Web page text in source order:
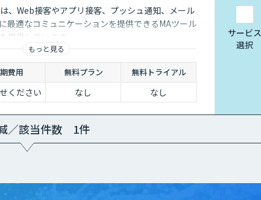
、Web接客やアプリ接客、プッシュ通知、メール
最適なコミュニケーションを提供できるMAツール
供しています。
もっと見る
費用 無料プラン 無料トライアル
ください なし なし
サービス
選択
／該当件数 1件